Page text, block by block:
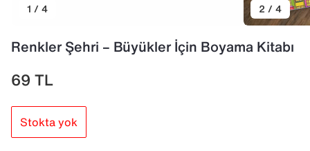
1 / 4 2 / 4
Renkler Şehri – Büyükler İçin Boyama Kitabı
69 TL
Stokta yok